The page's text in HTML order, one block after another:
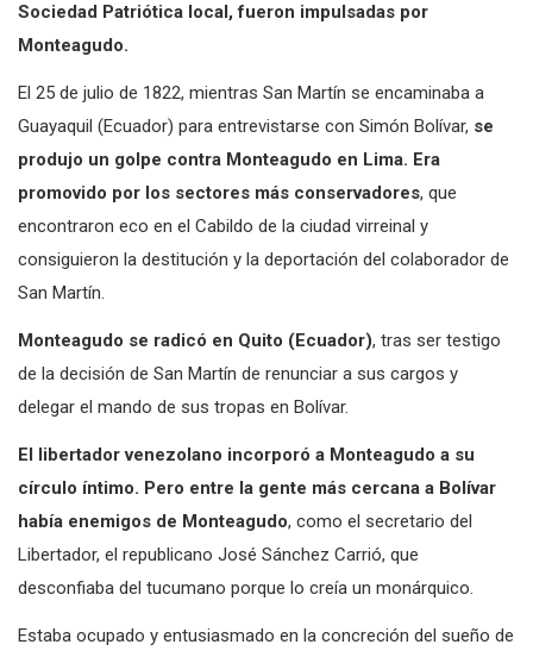
Sociedad Patriótica local, fueron impulsadas por
Monteagudo.
El 25 de julio de 1822, mientras San Martín se encaminaba a
Guayaquil (Ecuador) para entrevistarse con Simón Bolívar, se
produjo un golpe contra Monteagudo en Lima. Era
promovido por los sectores más conservadores, que
encontraron eco en el Cabildo de la ciudad virreinal y
consiguieron la destitución y la deportación del colaborador de
San Martín.
Monteagudo se radicó en Quito (Ecuador), tras ser testigo
de la decisión de San Martín de renunciar a sus cargos y
delegar el mando de sus tropas en Bolívar.
El libertador venezolano incorporó a Monteagudo a su
círculo íntimo. Pero entre la gente más cercana a Bolívar
había enemigos de Monteagudo, como el secretario del
Libertador, el republicano José Sánchez Carrió, que
desconfiaba del tucumano porque lo creía un monárquico.
Estaba ocupado y entusiasmado en la concreción del sueño de